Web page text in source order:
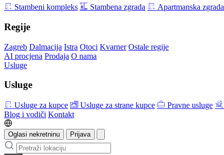
Stambeni kompleks Stambena zgrada Apartmanska zgrada
Regije
Zagreb Dalmacija Istra Otoci Kvarner Ostale regije
AI procjena Prodaja O nama
Usluge
Usluge
Usluge za kupce Usluge za strane kupce Pravne usluge
Blog i vodiči Kontakt
Oglasi nekretninu Prijava